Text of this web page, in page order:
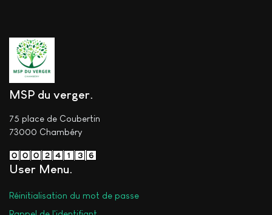
MSP du verger
75 place de Coubertin
73000 Chambéry
User Menu
Réinitialisation du mot de passe